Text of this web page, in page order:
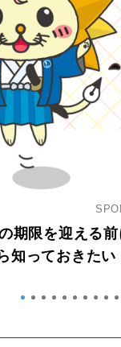
期限を迎える
知っておきたい